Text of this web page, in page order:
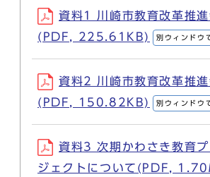
資料1 川崎市教育改革推進
(PDF, 225.61KB)
別ウィンドウ
資料2 川崎市教育改革推
(PDF, 150.82KB)
別ウィンドウ
資料3 次期かわさき教育プ
ジェクトについて(PDF,